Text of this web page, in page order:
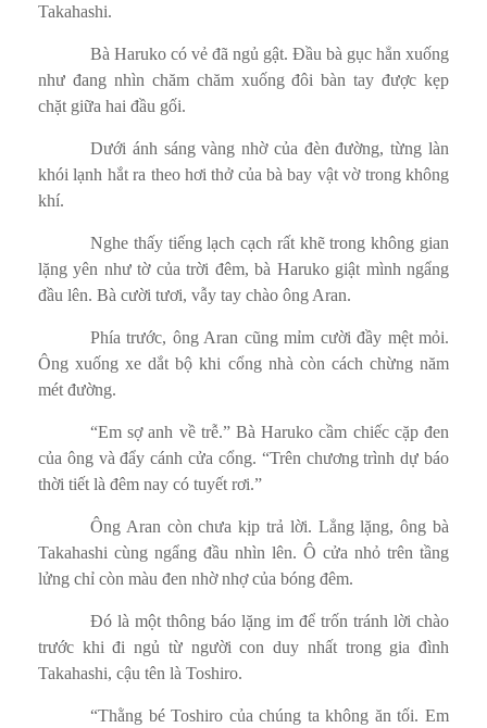
Takahashi.
Bà Haruko có vẻ đã ngủ gật. Đầu bà gục hẳn xuống
như đang nhìn chăm chăm xuống đôi bàn tay được kẹp
chặt giữa hai đầu gối.
Dưới ánh sáng vàng nhờ của đèn đường, từng làn
khói lạnh hắt ra theo hơi thở của bà bay vật vờ trong không
khí.
Nghe thấy tiếng lạch cạch rất khẽ trong không gian
lặng yên như tờ của trời đêm, bà Haruko giật mình ngẩng
đầu lên. Bà cười tươi, vẫy tay chào ông Aran.
Phía trước, ông Aran cũng mỉm cười đầy mệt mỏi.
Ông xuống xe dắt bộ khi cổng nhà còn cách chừng năm
mét đường.
“Em sợ anh về trễ.” Bà Haruko cầm chiếc cặp đen
của ông và đẩy cánh cửa cổng. “Trên chương trình dự báo
thời tiết là đêm nay có tuyết rơi.”
Ông Aran còn chưa kịp trả lời. Lẳng lặng, ông bà
Takahashi cùng ngẩng đầu nhìn lên. Ô cửa nhỏ trên tầng
lửng chỉ còn màu đen nhờ nhợ của bóng đêm.
Đó là một thông báo lặng im để trốn tránh lời chào
trước khi đi ngủ từ người con duy nhất trong gia đình
Takahashi, cậu tên là Toshiro.
“Thằng bé Toshiro của chúng ta không ăn tối. Em